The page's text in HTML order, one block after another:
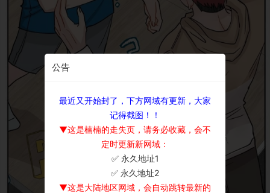
公告
最近又开始封了，下方网域有更新，大家
记得截图！！
▼这是楠楠的走失页，请务必收藏，会不
定时更新新网域：
✅ 永久地址1
✅ 永久地址2
▼这是大陆地区网域，会自动跳转最新的